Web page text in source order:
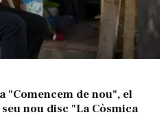
"Comencem de nou", el
nou disc "La Còsmica